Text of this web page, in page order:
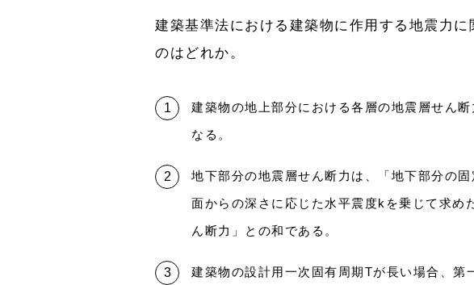
建築基準法における建築物に作用する地震力
のはどれか。
建築物の地上部分における各層の地震層せん
なる。
地下部分の地震層せん断力は、「地下部分の
面からの深さに応じた水平震度kを乗じて求め
ん断力」との和である。
建築物の設計用一次固有周期Tが長い場合、